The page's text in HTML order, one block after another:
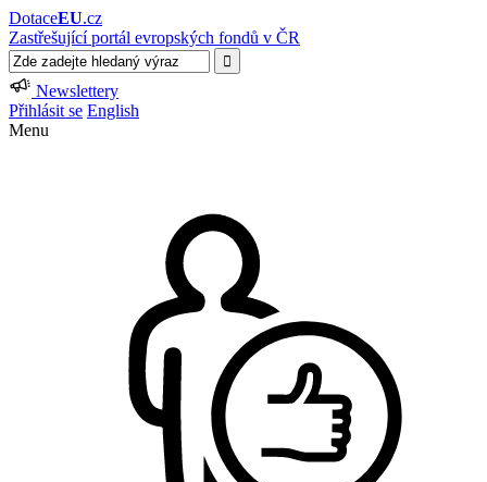
DotaceEU.cz
Zastřešující portál evropských fondů v ČR
Newslettery
Přihlásit se English
Menu